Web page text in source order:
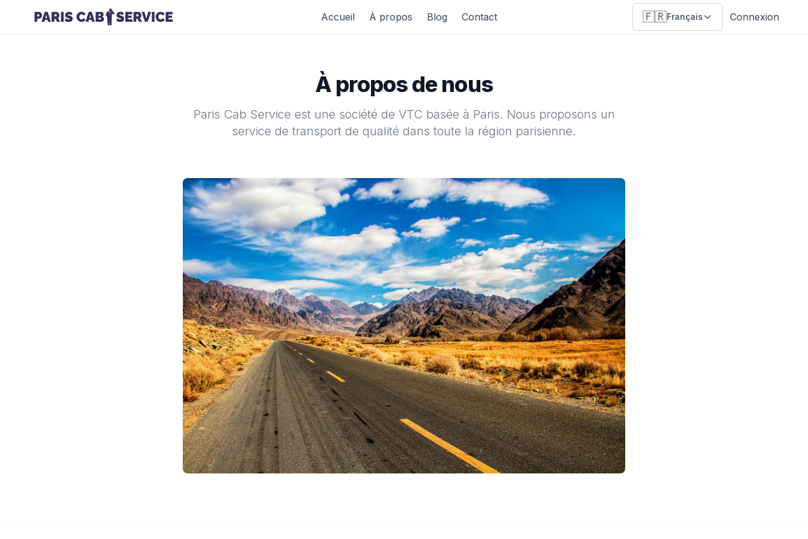
Accueil À propos Blog Contact 🇫🇷Français Connexion
À propos de nous
Paris Cab Service est une société de VTC basée à Paris. Nous proposons un
service de transport de qualité dans toute la région parisienne.